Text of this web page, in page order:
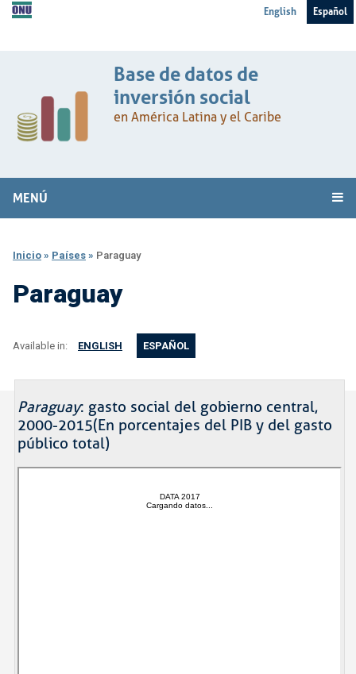
English Español
Base de datos de
inversión social
en América Latina y el Caribe
MENÚ
Inicio » Países » Paraguay
Paraguay
Available in: ENGLISH ESPAÑOL
Paraguay: gasto social del gobierno central,
2000-2015(En porcentajes del PIB y del gasto
público total)